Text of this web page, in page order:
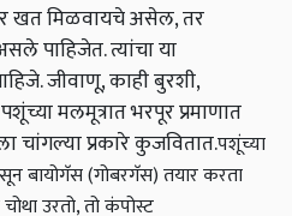
खत मिळवायचे असेल, तर
पाहिजेत. त्यांचा या
जीवाणू, काही बुरशी,
मलमूत्रात भरपूर प्रमाणात
चांगल्या प्रकारे कुजवितात.पशूंच्या
बायोगॅस (गोबरगॅस) तयार करता
उरतो, तो कंपोस्ट